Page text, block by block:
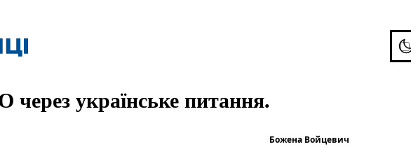
через українське питання.
Божена Войцевич